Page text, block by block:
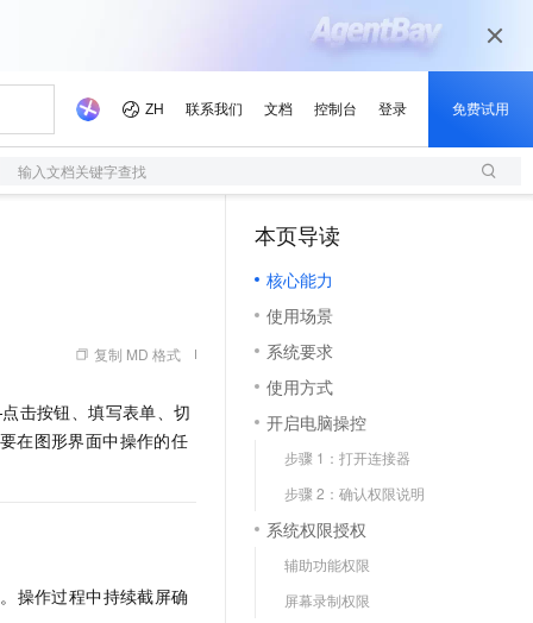
输入文档关键字查找
复制 MD 格式
击按钮、填写表单、切
在图形界面中操作的任
操作过程中持续截屏确
本页导读
核心能力
使用场景
系统要求
使用方式
开启电脑操控
步骤 1：打开连接器
步骤 2：确认权限说明
系统权限授权
辅助功能权限
屏幕录制权限